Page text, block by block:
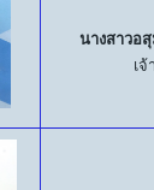
นางสาวอ
เ